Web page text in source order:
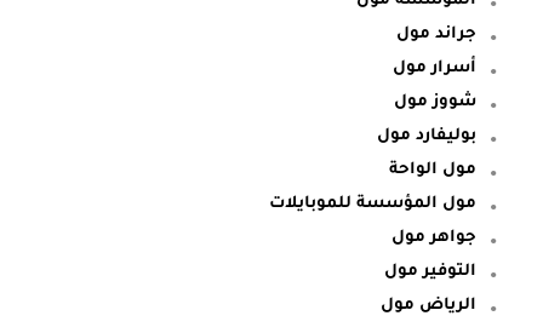
جراند مول
أسرار مول
شووز مول
بوليفارد مول
مول الواحة
مول المؤسسة للموبايلات
جواهر مول
التوفير مول
الرياض مول